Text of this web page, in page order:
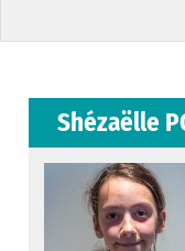
Shézaëlle